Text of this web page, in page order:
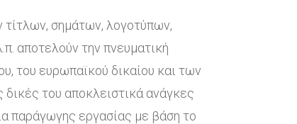
τίτλων, σημάτων, λογοτύπων,
αποτελούν την πνευματική
του ευρωπαϊκού δικαίου και των
δικές του αποκλειστικά ανάγκες
παράγωγης εργασίας με βάση το